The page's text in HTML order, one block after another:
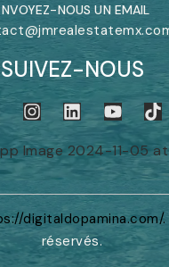
NOUS UN EMAIL
SUIVEZ-NOUS
digitaldopamina.com/.
réservés.